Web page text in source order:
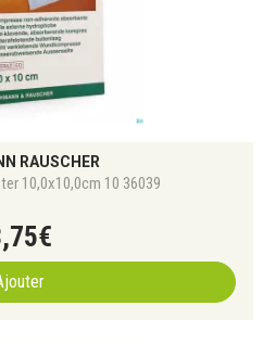
RAUSCHER
10,0x10,0cm 10 36039
,75€